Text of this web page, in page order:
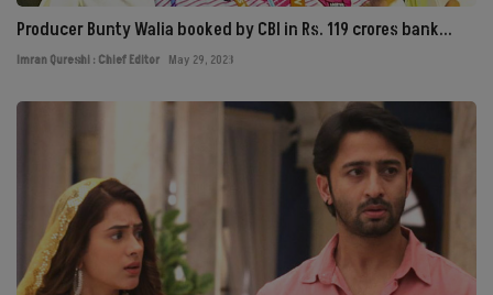
Producer Bunty Walia booked by CBI in Rs. 119 crores bank...
Imran Qureshi : Chief Editor May 29, 2023